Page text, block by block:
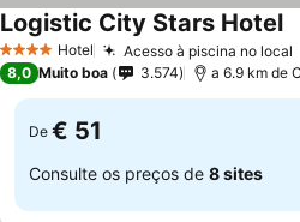
4 EstrelasHotel Acesso à piscina no local
Logistic City Stars Hotel
8,0 Muito boa 3.574 a 6.9 km de
De € 51
Consulte os preços de 8 sites